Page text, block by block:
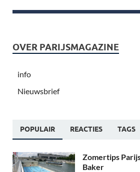
OVER PARIJSMAGAZINE
info
Nieuwsbrief
POPULAIR REACTIES TAGS
Zomertips
Baker